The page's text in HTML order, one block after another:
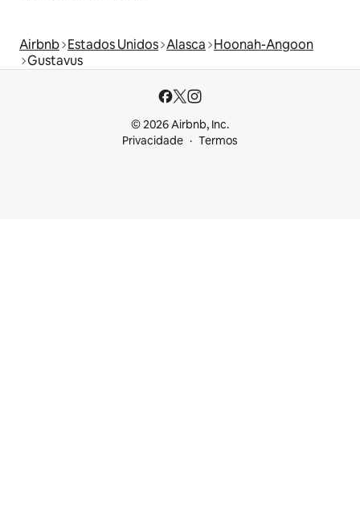
Airbnb Estados Unidos Alasca Hoonah-Angoon
Gustavus
© 2026 Airbnb, Inc.
Privacidade
Termos